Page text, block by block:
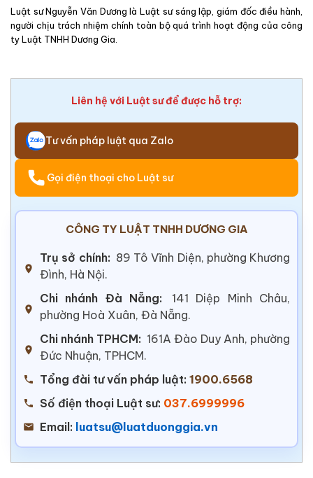
Luật sư Nguyễn Văn Dương là Luật sư sáng lập, giám đốc điều hành,
người chịu trách nhiệm chính toàn bộ quá trình hoạt động của công
ty Luật TNHH Dương Gia.
Liên hệ với Luật sư để được hỗ trợ:
Tư vấn pháp luật qua Zalo
Gọi điện thoại cho Luật sư
CÔNG TY LUẬT TNHH DƯƠNG GIA
Trụ sở chính: 89 Tô Vĩnh Diện, phường Khương
Đình, Hà Nội.
Chi nhánh Đà Nẵng:
141 Diệp Minh Châu,
phường Hoà Xuân, Đà Nẵng.
Chi nhánh TPHCM: 161A Đào Duy Anh, phường
Đức Nhuận, TPHCM.
Tổng đài tư vấn pháp luật: 1900.6568
Số điện thoại Luật sư: 037.6999996
Email: luatsu@luatduonggia.vn